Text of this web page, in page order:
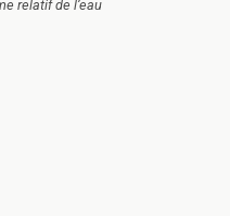
relatif de l’eau